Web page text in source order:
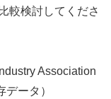
較検討してくださ
Association
ータ）